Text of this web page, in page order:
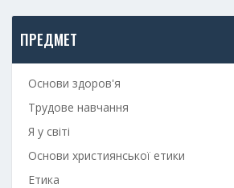
ПРЕДМЕТ
Основи здоров'я
Трудове навчання
Я у світі
Основи християнської етики
Етика